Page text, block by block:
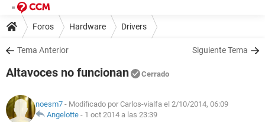
Foros Hardware Drivers
Tema Anterior Siguiente Tema
Altavoces no funcionan Cerrado
noesm7 - Modificado por Carlos-vialfa el 2/10/2014, 06:09
Angelotte - 1 oct 2014 a las 23:39